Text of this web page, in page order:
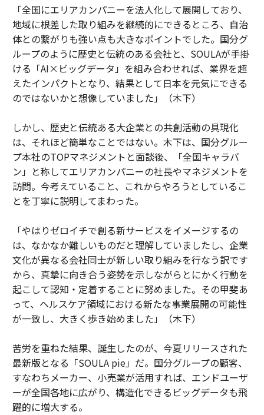
「全国にエリアカンパニーを法人化して展開しており、
地域に根差した取り組みを継続的にできるところ、自治
体との繋がりも強い点も大きなポイントでした。国分グ
ループのように歴史と伝統のある会社と、SOULAが手掛
ける「AI×ビッグデータ」を組み合わせれば、業界を超
えたインパクトとなり、結果として日本を元気にできる
のではないかと想像していました」（木下）
しかし、歴史と伝統ある大企業との共創活動の具現化
は、それほど簡単なことではない。木下は、国分グルー
プ本社のTOPマネジメントと面談後、「全国キャラバ
ン」と称してエリアカンパニーの社長やマネジメントを
訪問。今考えていること、これからやろうとしているこ
とを丁寧に説明してまわった。
「やはりゼロイチで創る新サービスをイメージするの
は、なかなか難しいものだと理解していましたし、企業
文化が異なる会社同士が新しい取り組みを行なう訳です
から、真摯に向き合う姿勢を示しながらとにかく行動を
起こして認知・定着することに努めました。その甲斐あ
って、ヘルスケア領域における新たな事業展開の可能性
が一致し、大きく歩き始めました」（木下）
苦労を重ねた結果、誕生したのが、今夏リリースされた
最新版となる「SOULA pie」だ。国分グループの顧客、
すなわちメーカー、小売業が活用すれば、エンドユーザ
ーが全国各地に広がり、構造化できるビッグデータも飛
躍的に増大する。